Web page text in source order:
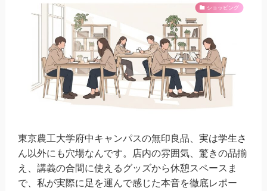
ショッピング
東京農工大学府中キャンパスの無印良品、実は学生さ
ん以外にも穴場なんです。店内の雰囲気、驚きの品揃
え、講義の合間に使えるグッズから休憩スペースま
で、私が実際に足を運んで感じた本音を徹底レポー